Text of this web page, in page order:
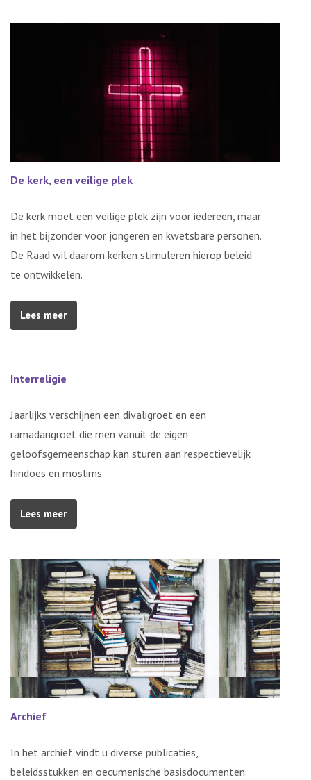
De kerk, een veilige plek
De kerk moet een veilige plek zijn voor iedereen, maar
in het bijzonder voor jongeren en kwetsbare personen.
De Raad wil daarom kerken stimuleren hierop beleid
te ontwikkelen.
Lees meer
Interreligie
Jaarlijks verschijnen een divaligroet en een
ramadangroet die men vanuit de eigen
geloofsgemeenschap kan sturen aan respectievelijk
hindoes en moslims.
Lees meer
Archief
In het archief vindt u diverse publicaties,
beleidsstukken en oecumenische basisdocumenten.